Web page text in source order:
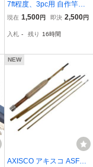
7ft程度、3pc用 自作竿袋
(チェック)
現在 1,500円 即決 2,500円
入札 - 残り 16時間
NEW
AXISCO アキスコ ASFG6